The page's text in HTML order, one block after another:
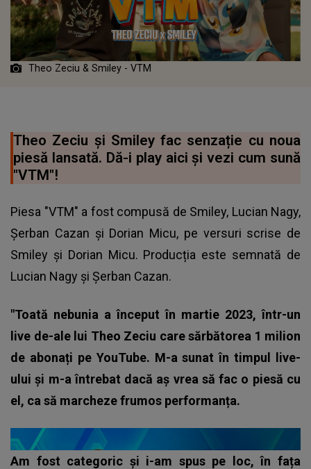
Theo Zeciu & Smiley - VTM
Theo Zeciu și Smiley fac senzație cu noua
piesă lansată. Dă-i play aici și vezi cum sună
"VTM"!
Piesa "VTM" a fost compusă de Smiley, Lucian Nagy,
Șerban Cazan și Dorian Micu, pe versuri scrise de
Smiley și Dorian Micu. Producția este semnată de
Lucian Nagy și Șerban Cazan.
"Toată nebunia a început în martie 2023, într-un
live de-ale lui Theo Zeciu care sărbătorea 1 milion
de abonați pe YouTube. M-a sunat în timpul live-
ului și m-a întrebat dacă aș vrea să fac o piesă cu
el, ca să marcheze frumos performanța.
Am fost categoric și i-am spus pe loc, în fața